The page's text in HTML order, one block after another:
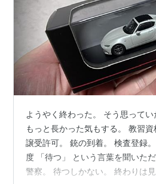
ようやく終わった。 そう思ってい
もっと長かった気もする。 教習資
譲受許可。 銃の到着。 検査登録
度 「待つ」 という言葉を聞いた
警察。 待つしかない。 終わりは